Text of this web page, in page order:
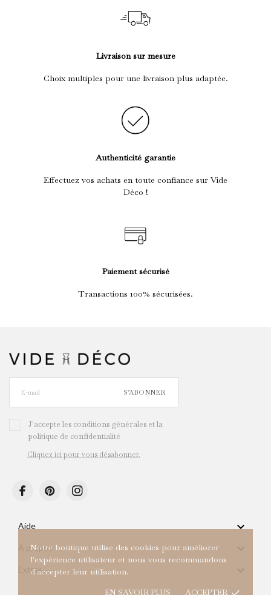
Notre boutique utilise des cookies pour améliorer
l'expérience utilisateur et nous vous recommandons
d'accepter leur utilisation.
EN SAVOIR PLUS ACCEPTER done
Livraison sur mesure
Choix multiples pour une livraison plus adaptée.
Authenticité garantie
Effectuez vos achats en toute confiance sur Vide
Déco !
Paiement sécurisé
Transactions 100% sécurisées.
S’ABONNER
J'accepte les conditions générales et la
politique de confidentialité
Cliquez ici pour vous désabonner.
Aide 
À propos 
Extras 